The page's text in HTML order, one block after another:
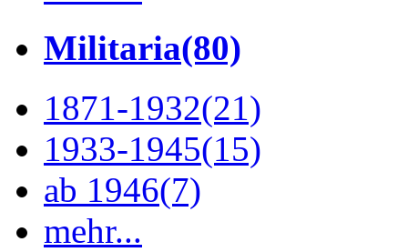
Militaria(80)
1871-1932(21)
1933-1945(15)
ab 1946(7)
mehr...